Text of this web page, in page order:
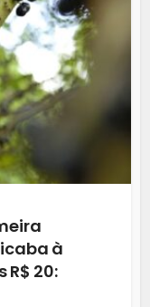
à
20: